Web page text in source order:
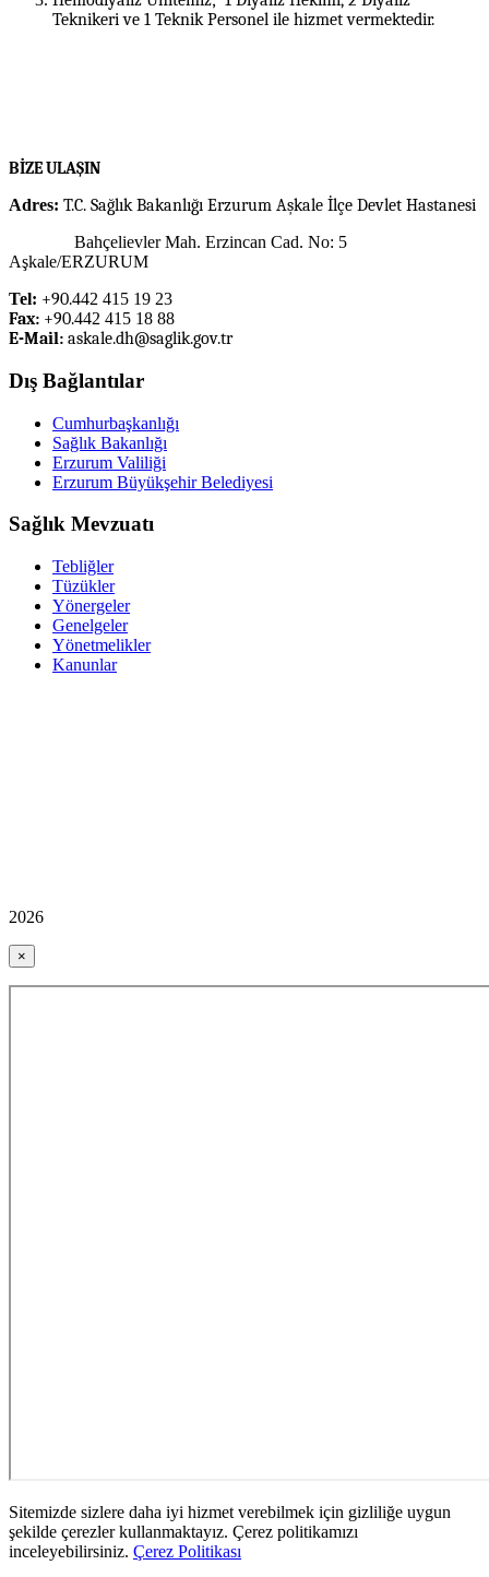
Teknikeri ve 1 Teknik Personel ile hizmet vermektedir.
BİZE ULAŞIN
Adres: T.C. Sağlık Bakanlığı Erzurum Aşkale İlçe Devlet Hastanesi
Bahçelievler Mah. Erzincan Cad. No: 5
Aşkale/ERZURUM
Tel: +90.442 415 19 23
Fax: +90.442 415 18 88
E-Mail: askale.dh@saglik.gov.tr
Dış Bağlantılar
Cumhurbaşkanlığı
Sağlık Bakanlığı
Erzurum Valiliği
Erzurum Büyükşehir Belediyesi
Sağlık Mevzuatı
Tebliğler
Tüzükler
Yönergeler
Genelgeler
Yönetmelikler
Kanunlar
2026
×
Sitemizde sizlere daha iyi hizmet verebilmek için gizliliğe uygun
şekilde çerezler kullanmaktayız. Çerez politikamızı
inceleyebilirsiniz. Çerez Politikası